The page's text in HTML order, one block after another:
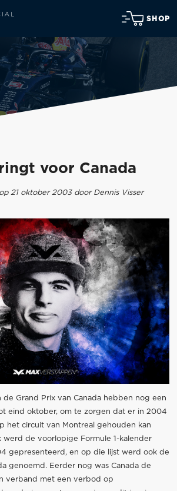
SHOP
voor Canada
21 oktober 2003 door Dennis Visser
de Grand Prix van Canada hebben nog een
eind oktober, om te zorgen dat er in 2004
het circuit van Montreal gehouden kan
werd de voorlopige Formule 1-kalender
gepresenteerd, en op die lijst werd ook de
genoemd. Eerder nog was Canada de
verband met een verbod op